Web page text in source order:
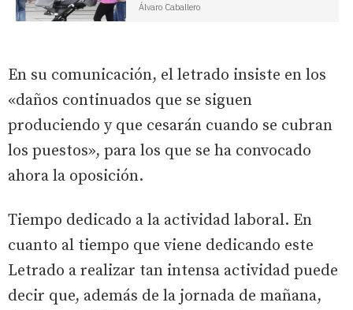
Álvaro Caballero
En su comunicación, el letrado insiste en los
«daños continuados que se siguen
produciendo y que cesarán cuando se cubran
los puestos», para los que se ha convocado
ahora la oposición.
Tiempo dedicado a la actividad laboral. En
cuanto al tiempo que viene dedicando este
Letrado a realizar tan intensa actividad puede
decir que, además de la jornada de mañana,